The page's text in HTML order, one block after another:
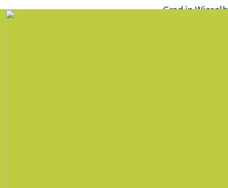
Grad in